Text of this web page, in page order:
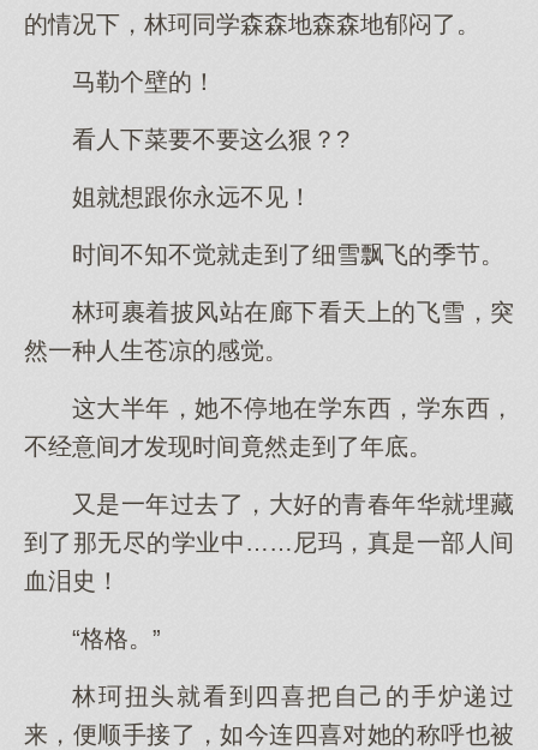
的情况下，林珂同学森森地森森地郁闷了。
马勒个壁的！
看人下菜要不要这么狠？?
姐就想跟你永远不见！
时间不知不觉就走到了细雪飘飞的季节。
林珂裹着披风站在廊下看天上的飞雪，突
然一种人生苍凉的感觉。
这大半年，她不停地在学东西，学东西，
不经意间才发现时间竟然走到了年底。
又是一年过去了，大好的青春年华就埋藏
到了那无尽的学业中……尼玛，真是一部人间
血泪史！
“格格。”
林珂扭头就看到四喜把自己的手炉递过
来，便顺手接了，如今连四喜对她的称呼也被